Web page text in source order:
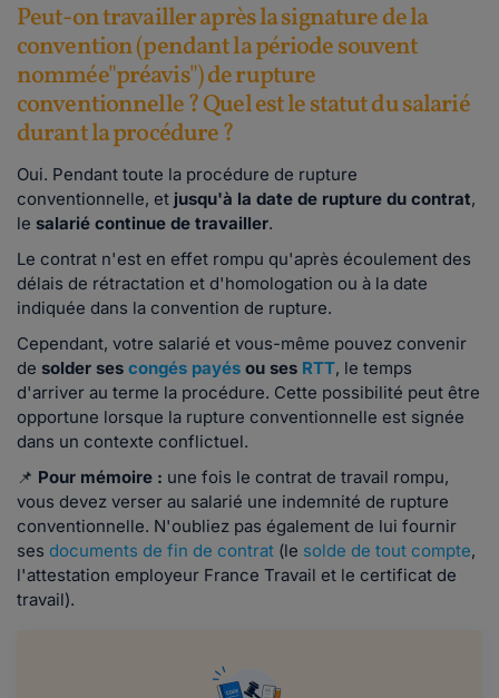
Peut-on travailler après la signature de la
convention (pendant la période souvent
nommée"préavis") de rupture
conventionnelle ? Quel est le statut du salarié
durant la procédure ?
Oui. Pendant toute la procédure de rupture
conventionnelle, et jusqu'à la date de rupture du contrat,
le salarié continue de travailler.
Le contrat n'est en effet rompu qu'après écoulement des
délais de rétractation et d'homologation ou à la date
indiquée dans la convention de rupture.
Cependant, votre salarié et vous-même pouvez convenir
de solder ses congés payés ou ses RTT, le temps
d'arriver au terme la procédure. Cette possibilité peut être
opportune lorsque la rupture conventionnelle est signée
dans un contexte conflictuel.
📌 Pour mémoire : une fois le contrat de travail rompu,
vous devez verser au salarié une indemnité de rupture
conventionnelle. N'oubliez pas également de lui fournir
ses documents de fin de contrat (le solde de tout compte,
l'attestation employeur France Travail et le certificat de
travail).